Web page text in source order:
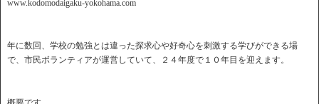
www.kodomodaigaku-yokohama.com
年に数回、学校の勉強とは違った探求心や好奇心を刺激する学びができる場
で、市民ボランティアが運営していて、２４年度で１０年目を迎えます。